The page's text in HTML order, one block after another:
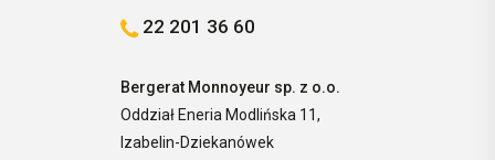
22 201 36 60
Bergerat Monnoyeur sp. z o.o.
Oddział Eneria Modlińska 11,
Izabelin-Dziekanówek